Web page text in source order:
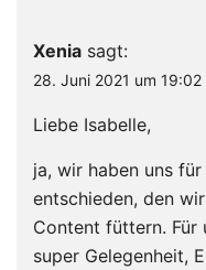
Xenia sagt:
28. Juni 2021 um 19:02
Liebe Isabelle,
ja, wir haben uns
entschieden, den
Content füttern. Für
super Gelegenheit,